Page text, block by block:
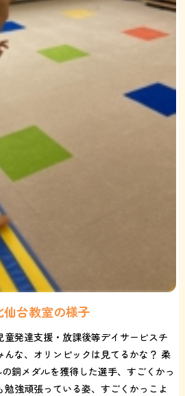
台教室の様子
発達支援・放課後等デイサービスチ
な、オリンピックは見てるかな？ 柔
銅メダルを獲得した選手、すごくかっ
強頑張っている姿、すごくかっこよ